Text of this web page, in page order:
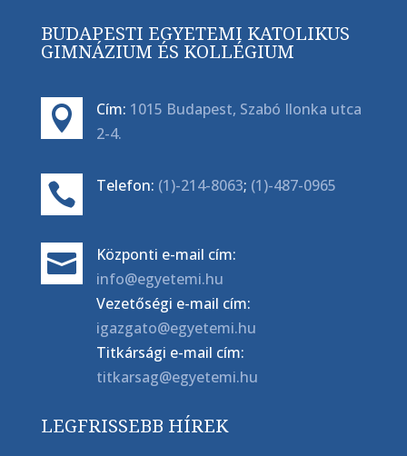
BUDAPESTI EGYETEMI KATOLIKUS
GIMNÁZIUM ÉS KOLLÉGIUM
 Cím: 1015 Budapest, Szabó Ilonka utca
2-4.
 Telefon: (1)-214-8063; (1)-487-0965

Központi e-mail cím:
info@egyetemi.hu
Vezetőségi e-mail cím:
igazgato@egyetemi.hu
Titkársági e-mail cím:
titkarsag@egyetemi.hu
LEGFRISSEBB HÍREK